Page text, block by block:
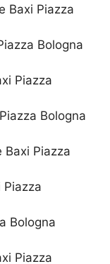
Baxi Piazza
Bologna
Piazza
Bologna
Baxi Piazza
Piazza
Bologna
Piazza